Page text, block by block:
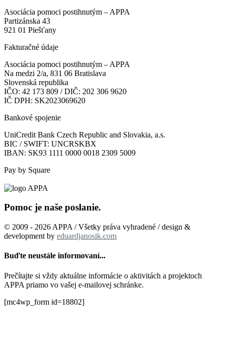
Asociácia pomoci postihnutým – APPA
Partizánska 43
921 01 Piešťany
Fakturačné údaje
Asociácia pomoci postihnutým – APPA
Na medzi 2/a, 831 06 Bratislava
Slovenská republika
IČO: 42 173 809 / DIČ: 202 306 9620
IČ DPH: SK2023069620
Bankové spojenie
UniCredit Bank Czech Republic and Slovakia, a.s.
BIC / SWIFT: UNCRSKBX
IBAN: SK93 1111 0000 0018 2309 5009
Pay by Square
Pomoc je naše poslanie.
© 2009 - 2026 APPA / Všetky práva vyhradené / design &
development by eduardjanosik.com
Buďte neustále informovaní...
Prečítajte si vždy aktuálne informácie o aktivitách a projektoch
APPA priamo vo vašej e-mailovej schránke.
[mc4wp_form id=18802]